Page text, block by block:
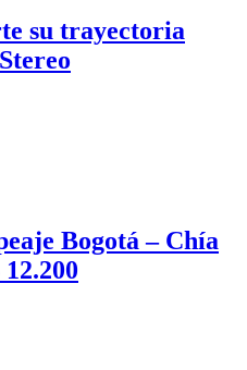
su trayectoria
Bogotá – Chía